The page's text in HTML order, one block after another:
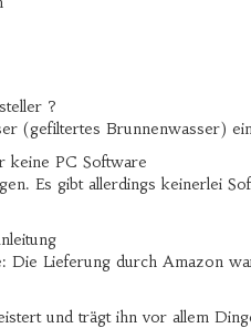
?
(gefiltertes Brunnenwasser)
keine PC Software
Es gibt allerdings keinerlei
Die Lieferung durch Amazon
und trägt ihn vor allem